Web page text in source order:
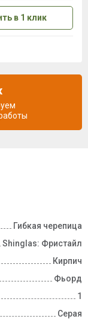
Гибкая черепица
Shinglas: Фристайл
Кирпич
Фьорд
1
Серая
в 1 клик